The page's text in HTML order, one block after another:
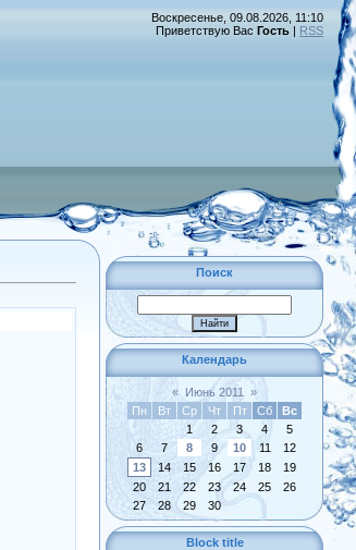
Воскресенье, 09.08.2026, 11:10
Приветствую Вас Гость | RSS
Поиск
Календарь
« Июнь 2011
»
Пн
Вт Ср Чт Пт Сб
Вс
1
2 3 4
5
6
7 8 9 10 11
12
13
14 15 16 17 18
19
20
21 22 23 24 25
26
27
28 29 30
Block title